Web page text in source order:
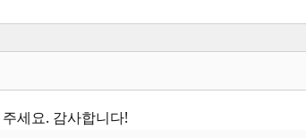
세요. 감사합니다!